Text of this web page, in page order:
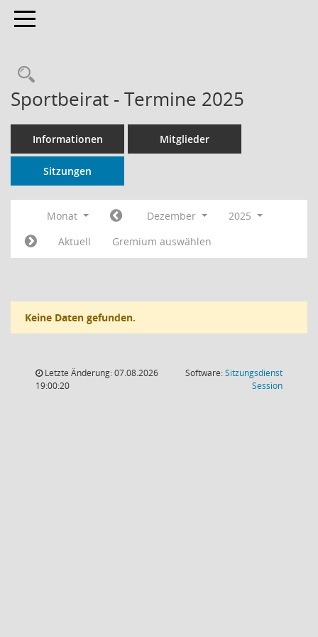
Toggle navigation
Rechercheauswahl
Sportbeirat - Termine 2025
Informationen Mitglieder
Sitzungen
Monat Dezember
2025
Aktuell
Gremium auswählen
Keine Daten gefunden.
Letzte Änderung: 07.08.2026
19:00:20
Software:Sitzungsdienst
Session(Wird in